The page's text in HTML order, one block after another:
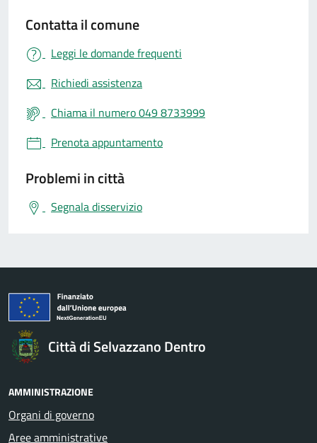
Contatta il comune
Leggi le domande frequenti
Richiedi assistenza
Chiama il numero 049 8733999
Prenota appuntamento
Problemi in città
Segnala disservizio
Città di Selvazzano Dentro
AMMINISTRAZIONE
Organi di governo
Aree amministrative